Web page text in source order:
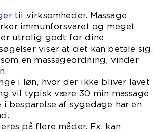
til virksomheder. Massage
immunforsvaret og meget
er utrolig godt for dine
viser at det kan betale sig.
en massageordning, vinder
i løn, hvor der ikke bliver lavet
vil typisk være 30 min massage
besparelse af sygedage har en
på flere måder. Fx. kan